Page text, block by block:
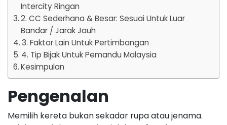
Intercity Ringan
2. CC Sederhana & Besar: Sesuai Untuk Luar
Bandar / Jarak Jauh
3. Faktor Lain Untuk Pertimbangan
4. Tip Bijak Untuk Pemandu Malaysia
Kesimpulan
Pengenalan
Memilih kereta bukan sekadar rupa atau jenama.